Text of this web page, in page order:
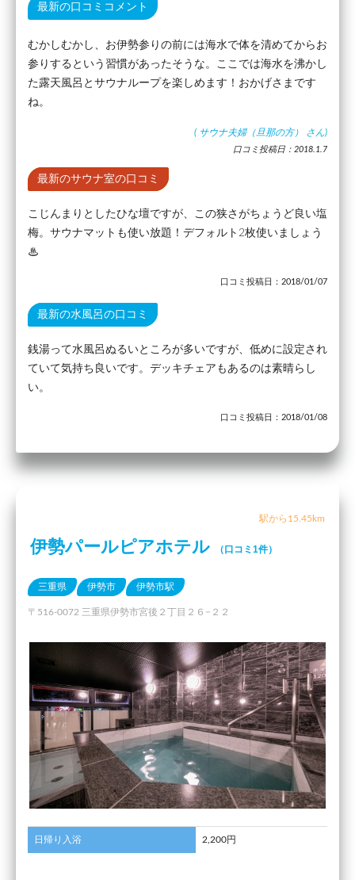
最新の口コミコメント
むかしむかし、お伊勢参りの前には海水で体を清めてからお
参りするという習慣があったそうな。ここでは海水を沸かし
た露天風呂とサウナループを楽しめます！おかげさまです
ね。
( サウナ夫婦（旦那の方） さん)
口コミ投稿日：2018.1.7
最新のサウナ室の口コミ
こじんまりとしたひな壇ですが、この狭さがちょうど良い塩
梅。サウナマットも使い放題！デフォルト2枚使いましょう
♨
口コミ投稿日：2018/01/07
最新の水風呂の口コミ
銭湯って水風呂ぬるいところが多いですが、低めに設定され
ていて気持ち良いです。デッキチェアもあるのは素晴らし
い。
口コミ投稿日：2018/01/08
駅から15.45km
伊勢パールピアホテル （口コミ1件）
三重県 伊勢市 伊勢市駅
〒516-0072 三重県伊勢市宮後２丁目２６−２２
日帰り入浴 2,200円